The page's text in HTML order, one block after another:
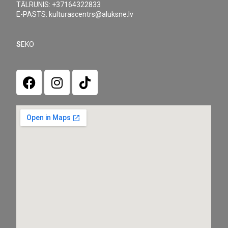
TĀLRUNIS: +37164322833
E-PASTS: kulturascentrs@aluksne.lv
SEKO